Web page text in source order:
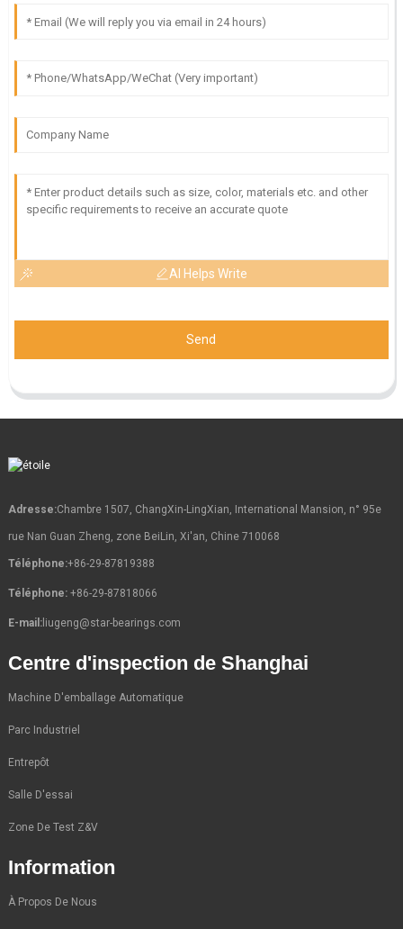
AI Helps Write
Send
Adresse:Chambre 1507, ChangXin-LingXian, International Mansion, n° 95e
rue Nan Guan Zheng, zone BeiLin, Xi'an, Chine 710068
Téléphone:+86-29-87819388
Téléphone: +86-29-87818066
E-mail:liugeng@star-bearings.com
Centre d'inspection de Shanghai
Machine D'emballage Automatique
Parc Industriel
Entrepôt
Salle D'essai
Zone De Test Z&V
Information
À Propos De Nous